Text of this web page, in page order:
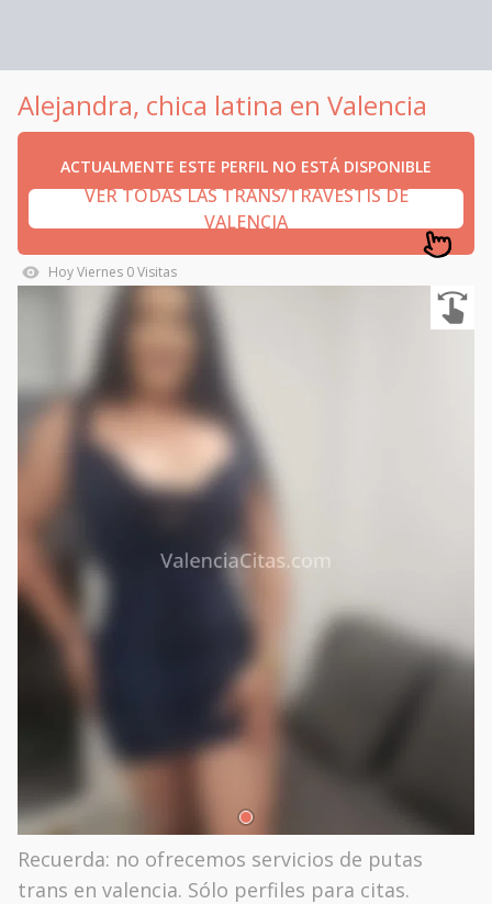
Alejandra, chica latina en Valencia
ACTUALMENTE ESTE PERFIL NO ESTÁ DISPONIBLE
VER TODAS LAS TRANS/TRAVESTIS DE
VALENCIA
HoyViernes 0Visitas
Recuerda: no ofrecemos servicios de putas
trans en valencia. Sólo perfiles para citas.